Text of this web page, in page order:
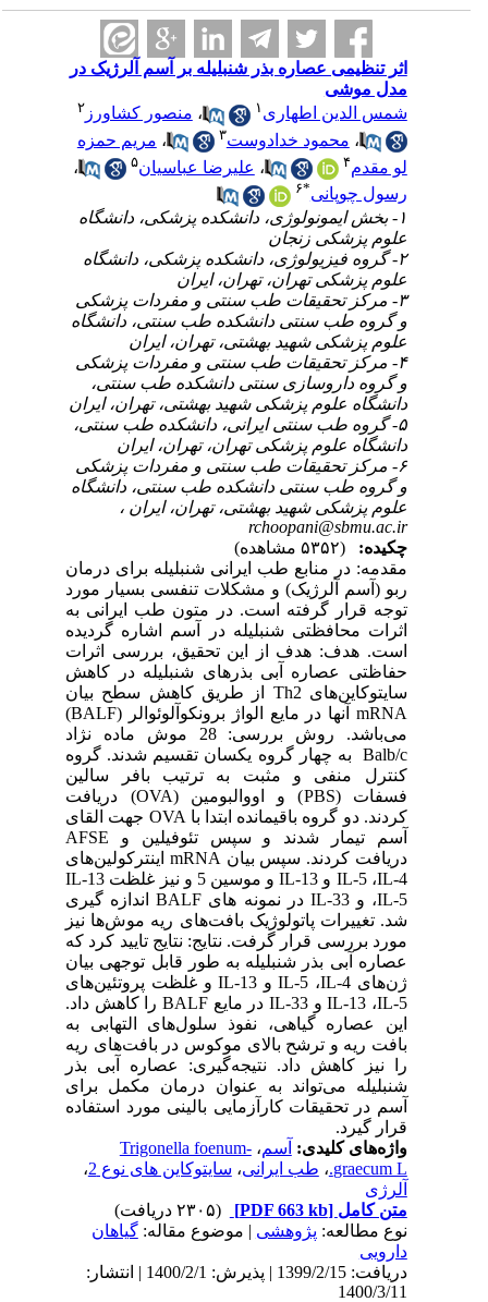
اثر تنظیمی عصاره بذر شنبلیله بر آسم آلرژیک در
مدل موشی
شمس الدین اطهاری۱ ،منصور کشاورز
،محمود خدادوست ،مریم حمزه
لو مقدم۴ ،علیرضا عباسیان
،
رسول چوپانی *۶
۱- بخش ایمونولوژی، دانشکده پزشکی، دانشگاه
علوم پزشکی زنجان
۲- گروه فیزیولوژی، دانشکده پزشکی، دانشگاه
علوم پزشکی تهران، تهران، ایران
۳- مرکز تحقیقات طب سنتی و مفردات پزشکی
و گروه طب سنتی دانشکده طب سنتی، دانشگاه
علوم پزشکی شهید بهشتی، تهران، ایران
۴- مرکز تحقیقات طب سنتی و مفردات پزشکی
و گروه داروسازی سنتی دانشکده طب سنتی،
دانشگاه علوم پزشکی شهید بهشتی، تهران، ایران
۵- گروه طب سنتی ایرانی، دانشکده طب سنتی،
دانشگاه علوم پزشکی تهران، تهران، ایران
۶- مرکز تحقیقات طب سنتی و مفردات پزشکی
و گروه طب سنتی دانشکده طب سنتی، دانشگاه
علوم پزشکی شهید بهشتی، تهران، ایران ،
rchoopani@sbmu.ac.ir
چکیده:
(۵۳۵۲ مشاهده)
مقدمه: در منابع طب ایرانی شنبلیله برای درمان
ربو (آسم آلرژیک) و مشکلات تنفسی بسیار مورد
توجه قرار گرفته است. در متون طب ایرانی به
اثرات محافظتی شنبلیله در آسم اشاره گردیده
است. هدف: هدف از این تحقیق، بررسی اثرات
حفاظتی عصاره آبی بذرهای شنبلیله در کاهش
سایتوکاین‌های Th2 از طریق کاهش سطح بیان
mRNA آنها در مایع الواژ برونکوآلوئوالر (BALF)
می‌باشد. روش بررسی: 28 موش ماده نژاد
Balb/c به چهار گروه یکسان تقسیم شدند. گروه
کنترل منفی و مثبت به ترتیب بافر سالین
فسفات (PBS) و اووالبومین (OVA) دریافت
کردند. دو گروه باقیمانده ابتدا با OVA جهت القای
آسم تیمار شدند و سپس تئوفیلین و AFSE
دریافت کردند. سپس بیان mRNA اینترکولین‌های
IL-5 ،IL-4 و IL-13 و موسین 5 و نیز غلظت IL-13
،IL-5 و 33-IL در نمونه های BALF اندازه گیری
شد. تغییرات پاتولوژیک بافت‌های ریه موش‌ها نیز
مورد بررسی قرار گرفت. نتایج: نتایج تایید کرد که
عصاره آبی بذر شنبلیله به طور قابل توجهی بیان
ژن‌های 4-IL-5 ،IL و 13-IL و غلظت پروتئین‌های
5-IL-13 ،IL و 33-IL در مایع BALF را کاهش داد.
این عصاره گیاهی، نفوذ سلول‌های التهابی به
بافت ریه و ترشح بالای موکوس در بافت‌های ریه
را نیز کاهش داد. نتیجه‌گیری: عصاره آبی بذر
شنبلیله می‌تواند به عنوان درمان مکمل برای
آسم در تحقیقات کارآزمایی بالینی مورد استفاده
قرار گیرد.
واژه‌های کلیدی:آسم ،Trigonella foenum-
graecum L. ،طب ایرانی ،سایتوکاین های نوع 2 ،
آلرژی
متن کامل[PDF 663 kb]
(۲۳۰۵ دریافت)
نوع مطالعه:پژوهشی| موضوع مقاله:گياهان
دارویی
دریافت: 1399/2/15 | پذیرش: 1400/2/1 | انتشار:
1400/3/11